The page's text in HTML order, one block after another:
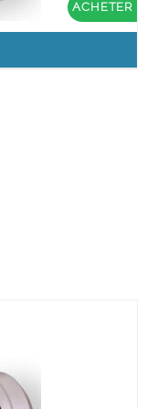
ACHETER